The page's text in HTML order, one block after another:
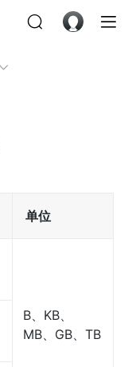
单位
B、KB、
MB、GB、TB